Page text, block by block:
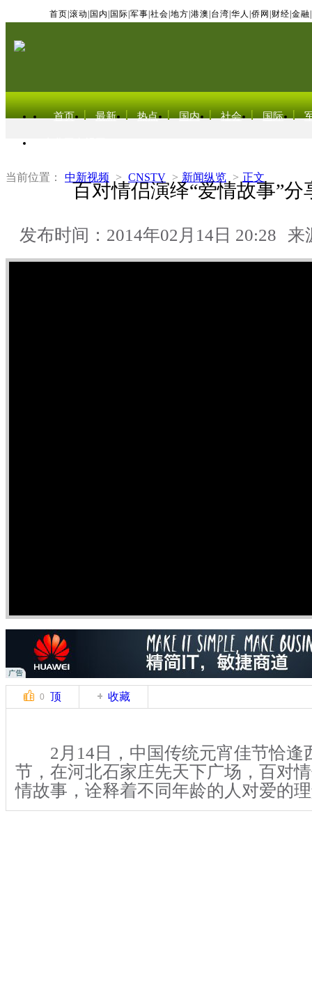
首页 滚动 国内 国际 军事 社会 地方 港澳 台湾 华人 侨网 财经 金融
首页 最新 热点 国内 社会 国际
当前位置： 中新视频 > CNSTV > 新闻纵览 > 正文
百对情侣演绎“爱情故事”分
发布时间：2014年02月14日 20:28 来
0 顶 收藏
2月14日，中国传统元宵佳节恰逢
节，在河北石家庄先天下广场，百对
情故事，诠释着不同年龄的人对爱的